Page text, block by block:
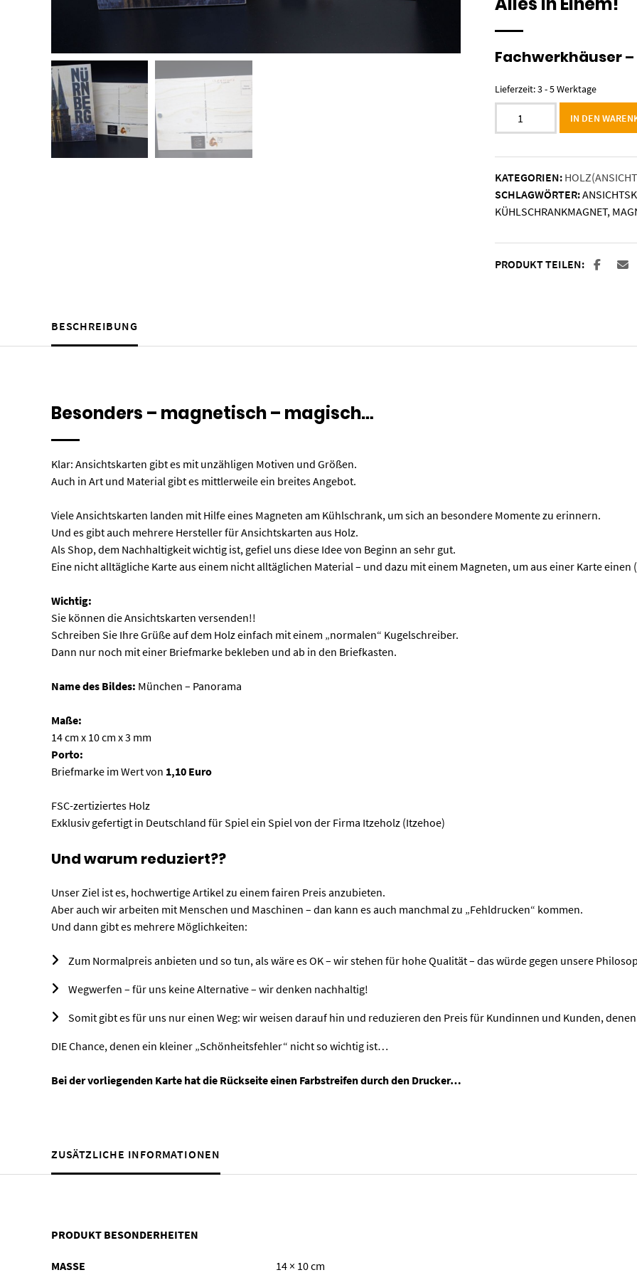
Fachwerkhäuser
Lieferzeit:3 - 5 Werktage
Sebalduskirche
mit
Schönheitsfehlern
Menge
IN DEN
KATEGORIEN:
SCHLAGWÖRTER:
KÜHLSCHRANKMAGNET,
PRODUKT TEILEN:
BESCHREIBUNG
Besonders – magnetisch – magisch…
Klar: Ansichtskarten gibt es mit unzähligen Motiven und Größen.
Auch in Art und Material gibt es mittlerweile ein breites Angebot.
Viele Ansichtskarten landen mit Hilfe eines Magneten am Kühlschrank, um sich an besondere Momente zu erinnern.
Und es gibt auch mehrere Hersteller für Ansichtskarten aus Holz.
Als Shop, dem Nachhaltigkeit wichtig ist, gefiel uns diese Idee von Beginn an sehr gut.
Eine nicht alltägliche Karte aus einem nicht alltäglichen Material – und dazu mit einem Magneten, um aus einer Karte
Wichtig:
Sie können die Ansichtskarten versenden!!
Schreiben Sie Ihre Grüße auf dem Holz einfach mit einem „normalen“ Kugelschreiber.
Dann nur noch mit einer Briefmarke bekleben und ab in den Briefkasten.
Name des Bildes: München – Panorama
Maße:
14 cm x 10 cm x 3 mm
Porto:
Briefmarke im Wert von 1,10 Euro
FSC-zertiziertes Holz
Exklusiv gefertigt in Deutschland für Spiel ein Spiel von der Firma Itzeholz (Itzehoe)
Und warum reduziert??
Unser Ziel ist es, hochwertige Artikel zu einem fairen Preis anzubieten.
Aber auch wir arbeiten mit Menschen und Maschinen – dan kann es auch manchmal zu „Fehldrucken“ kommen.
Und dann gibt es mehrere Möglichkeiten:
Zum Normalpreis anbieten und so tun, als wäre es OK – wir stehen für hohe Qualität – das würde gegen unsere
Wegwerfen – für uns keine Alternative – wir denken nachhaltig!
Somit gibt es für uns nur einen Weg: wir weisen darauf hin und reduzieren den Preis für Kundinnen und Kunden,
DIE Chance, denen ein kleiner „Schönheitsfehler“ nicht so wichtig ist…
Bei der vorliegenden Karte hat die Rückseite einen Farbstreifen durch den Drucker…
ZUSÄTZLICHE INFORMATIONEN
PRODUKT BESONDERHEITEN
MASSE 14 × 10 cm